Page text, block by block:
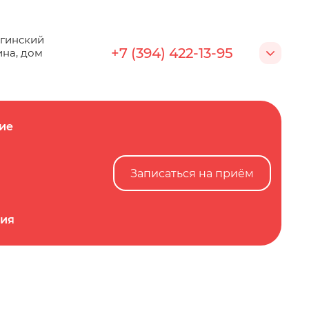
дом
+7 (394) 422-13-95
Записаться на приём